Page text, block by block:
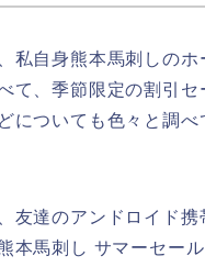
私自身熊本馬刺しのホ
て、季節限定の割引セ
についても色々と調べ
友達のアンドロイド携
本馬刺し サマーセー